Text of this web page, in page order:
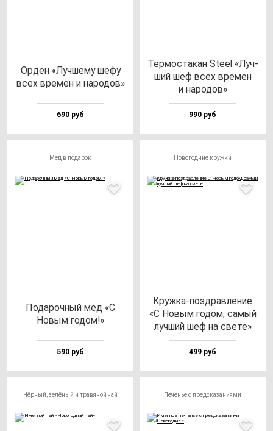
Орден «Луч­ше­му ше­фу
всех вре­мен и на­ро­дов»
690 руб
Тер­мос­та­кан Ste­el «Луч­
ший шеф всех вре­мен
и на­ро­дов»
990 руб
Мёд в подарок
Пода­роч­ный мед «С
Новым го­дом!»
590 руб
Новогодние кружки
Круж­ка-поз­драв­ле­ние
«С Новым го­дом, са­мый
луч­ший шеф на све­те»
499 руб
Чёрный, зелёный и травяной чай Печенье с предсказаниями